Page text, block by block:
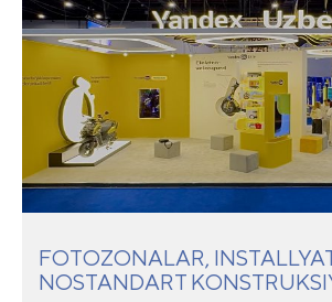
FOTOZONALAR,
NOSTANDART